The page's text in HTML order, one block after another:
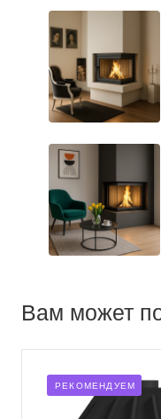
Вам может
РЕКОМЕНДУЕМ